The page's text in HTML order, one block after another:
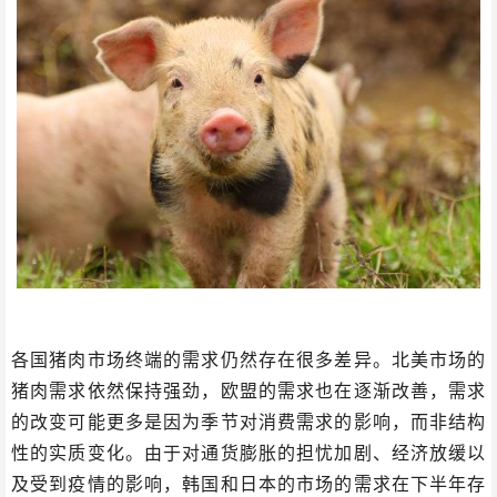
各国猪肉市场终端的需求仍然存在很多差异。北美市场的
猪肉需求依然保持强劲，欧盟的需求也在逐渐改善，需求
的改变可能更多是因为季节对消费需求的影响，而非结构
性的实质变化。由于对通货膨胀的担忧加剧、经济放缓以
及受到疫情的影响，韩国和日本的市场的需求在下半年存